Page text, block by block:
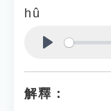
hû
解釋：